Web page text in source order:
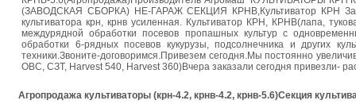
(ЗАВОДСКАЯ СБОРКА) НЕ-ГАРАЖ СЕКЦИЯ КРНВ,Культиватор КРН
культиватора крн, крнв усиленная. Культиватор КРН, КРНВ(лапа,
междурядной обработки посевов пропашных культур с
обработки 6-рядных посевов кукурузы, подсолнечника и других
техники.Звоните-договоримся.Привезем сегодня.Мы постоянно
ОВС, СЗТ, Harvest 540, Harvest 360)Вчера заказали сегодня привезли-
Агропродажа культиваторы (крн-4.2, крнв-4.2, крнв-5.6)Секция